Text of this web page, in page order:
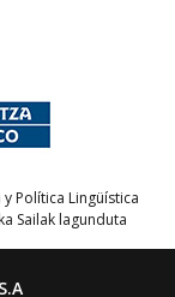
Política Lingüística
Sailak lagunduta